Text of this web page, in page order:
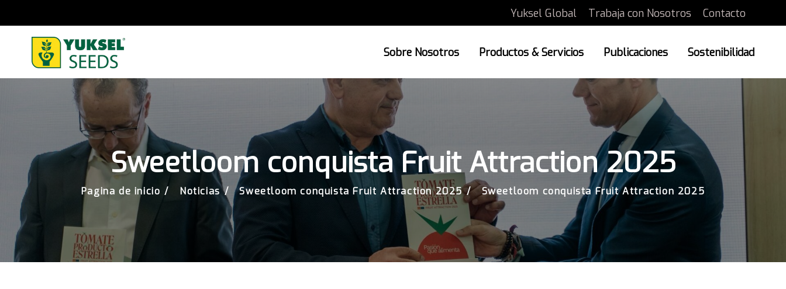
Yuksel Global Trabaja con Nosotros Contacto
Sobre Nosotros Productos & Servicios Publicaciones Sostenibilidad
Sweetloom conquista Fruit Attraction 2025
Pagina de inicio Noticias Sweetloom conquista Fruit Attraction 2025 Sweetloom conquista Fruit Attraction 2025